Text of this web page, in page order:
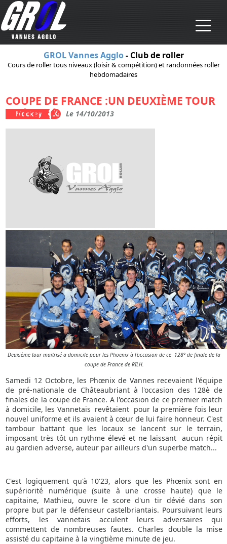
Aller au contenu principal
GROL Vannes Agglo- Club de roller
Cours de roller tous niveaux (loisir & compétition) et randonnées roller
hebdomadaires
COUPE DE FRANCE :UN DEUXIÈME TOUR
MAÎTRISÉ
Hockey Le 14/10/2013
Deuxième tour maitrisé a domicile pour les Phoenix à l'occasion de ce 128° de finale de la
coupe de France de RILH.
Samedi 12 Octobre, les Phœnix de Vannes recevaient l'équipe
de pré-nationale de Châteaubriant à l'occasion des 128è de
finales de la coupe de France. A l'occasion de ce premier match
à domicile, les Vannetais revêtaient pour la première fois leur
nouvel uniforme et ils avaient à cœur de lui faire honneur. C'est
tambour battant que les locaux se lancent sur le terrain,
imposant très tôt un rythme élevé et ne laissant aucun répit
au gardien adverse, auteur par ailleurs d'un superbe match...
C'est logiquement qu'à 10'23, alors que les Phœnix sont en
supériorité numérique (suite à une crosse haute) que le
capitaine, Mathieu, ouvre le score d'un tir dévié dans son
propre but par le défenseur castelbriantais. Poursuivant leurs
efforts, les vannetais acculent leurs adversaires qui
commettent de nombreuses fautes. Charles double la mise
assisté du capitaine à la vingtième minute de jeu.